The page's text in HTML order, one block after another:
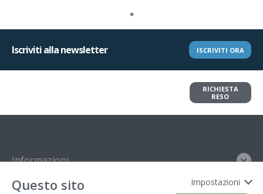
Iscriviti alla newsletter ISCRIVITI ORA
RICHIESTA
RESO
Informazioni
Contatto
Questo sito
Impostazioni